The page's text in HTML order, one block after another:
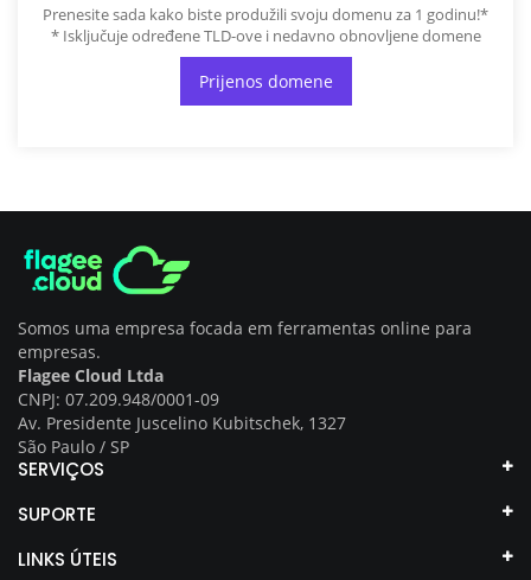
Prenesite sada kako biste produžili svoju domenu za 1 godinu!*
* Isključuje određene TLD-ove i nedavno obnovljene domene
Prijenos domene
Somos uma empresa focada em ferramentas online para
empresas.
Flagee Cloud Ltda
CNPJ: 07.209.948/0001-09
Av. Presidente Juscelino Kubitschek, 1327
São Paulo / SP
SERVIÇOS
SUPORTE
LINKS ÚTEIS